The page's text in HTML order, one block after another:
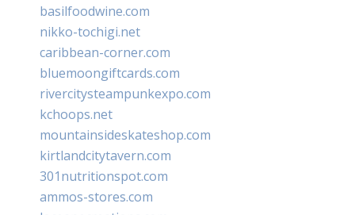
basilfoodwine.com
nikko-tochigi.net
caribbean-corner.com
bluemoongiftcards.com
rivercitysteampunkexpo.com
kchoops.net
mountainsideskateshop.com
kirtlandcitytavern.com
301nutritionspot.com
ammos-stores.com